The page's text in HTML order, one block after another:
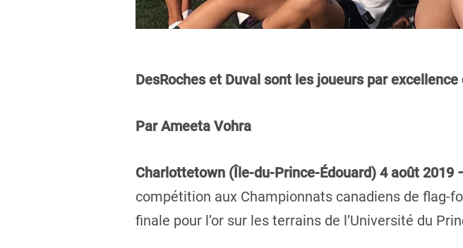
DesRoches et Duval sont les joueurs par
Par Ameeta Vohra
Charlottetown (Île-du-Prince-Édouard) 4 août 2019
compétition aux Championnats canadiens de flag-
finale pour l’or sur les terrains de l’Université du